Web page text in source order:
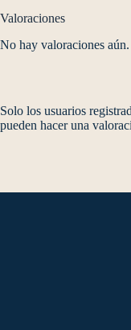
Valoraciones
No hay valoraciones aún.
Solo los usuarios
pueden hacer una